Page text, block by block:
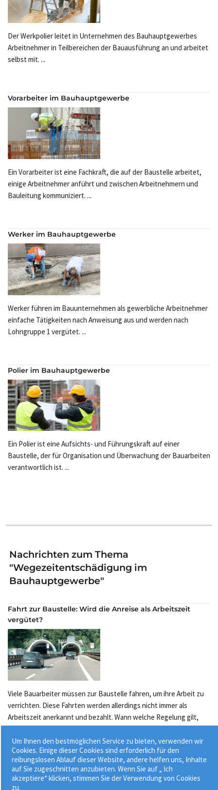
Der Werkpolier leitet in Unternehmen des Bauhauptgewerbes
Arbeitnehmer in Teilbereichen der Bauausführung an und arbeitet
selbst mit. ...
Vorarbeiter im Bauhauptgewerbe
Ein Vorarbeiter ist eine Fachkraft, die auf der Baustelle arbeitet,
einige Arbeitnehmer anführt und zwischen Arbeitnehmern und
Bauleitung kommuniziert. ...
Werker im Bauhauptgewerbe
Werker führen im Bauunternehmen als gewerbliche Arbeitnehmer
einfache Tätigkeiten nach Anweisung aus und werden nach
Lohngruppe 1 vergütet. ...
Polier im Bauhauptgewerbe
Ein Polier ist eine Aufsichts- und Führungskraft auf einer
Baustelle, der für Organisation und Überwachung der Bauarbeiten
verantwortlich ist. ...
Nachrichten zum Thema
"Wegezeitentschädigung im
Bauhauptgewerbe"
Fahrt zur Baustelle: Wird die Anreise als Arbeitszeit
vergütet?
Viele Bauarbeiter müssen zur Baustelle fahren, um ihre Arbeit zu
verrichten. Diese Fahrten werden allerdings nicht immer als
Arbeitszeit anerkannt und bezahlt. Wann welche Regelung gilt,
klärt die Betriebswirtin Meike Seghorn. ...
20.11.2024
Um Ihnen den bestmöglichen Service zu bieten, verwenden wir
Cookies. Einige dieser Cookies sind erforderlich für den
reibungslosen Ablauf dieser Website, andere helfen uns, Inhalte
auf Sie zugeschnitten anzubieten. Wenn Sie auf „ Ich
akzeptiere“ klicken, stimmen Sie der Verwendung von Cookies
zu.